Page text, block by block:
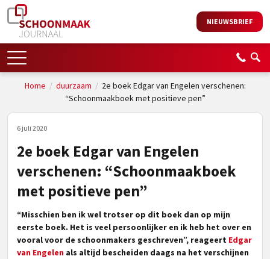
NIEUWSBRIEF
Home / duurzaam / 2e boek Edgar van Engelen verschenen:
“Schoonmaakboek met positieve pen”
6 juli 2020
2e boek Edgar van Engelen
verschenen: “Schoonmaakboek
met positieve pen”
“Misschien ben ik wel trotser op dit boek dan op mijn
eerste boek. Het is veel persoonlijker en ik heb het over en
vooral voor de schoonmakers geschreven”, reageert Edgar
van Engelen als altijd bescheiden daags na het verschijnen